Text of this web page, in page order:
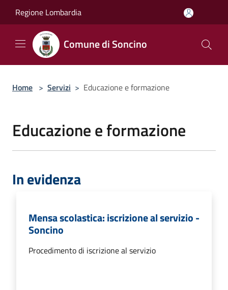
Regione Lombardia
Comune di Soncino
Home > Servizi > Educazione e formazione
Educazione e formazione
In evidenza
Mensa scolastica: iscrizione al servizio -
Soncino
Procedimento di iscrizione al servizio